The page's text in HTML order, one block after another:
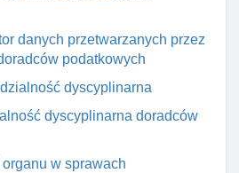
danych przetwarzanych przez
podatkowych
dyscyplinarna
dyscyplinarna doradców
w sprawach